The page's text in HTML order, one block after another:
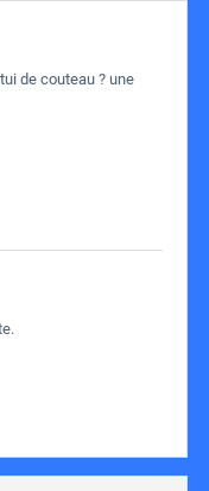
de couteau ? une